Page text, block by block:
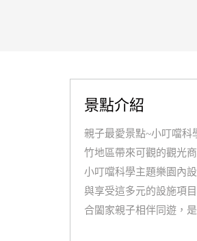
景點介紹
親子最愛景點~小叮噹科
竹地區帶來可觀的觀光
小叮噹科學主題樂園內
與享受這多元的設施項
合闔家親子相伴同遊，